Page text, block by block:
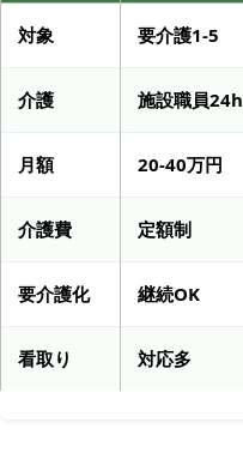
対象 要介護1-5
介護 施設職員24h
月額 20-40万円
介護費 定額制
要介護化 継続OK
看取り 対応多